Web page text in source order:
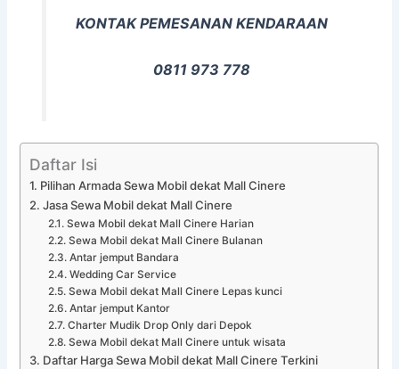
KONTAK PEMESANAN KENDARAAN
0811 973 778
Daftar Isi
Pilihan Armada Sewa Mobil dekat Mall Cinere
Jasa Sewa Mobil dekat Mall Cinere
Sewa Mobil dekat Mall Cinere Harian
Sewa Mobil dekat Mall Cinere Bulanan
Antar jemput Bandara
Wedding Car Service
Sewa Mobil dekat Mall Cinere Lepas kunci
Antar jemput Kantor
Charter Mudik Drop Only dari Depok
Sewa Mobil dekat Mall Cinere untuk wisata
Daftar Harga Sewa Mobil dekat Mall Cinere Terkini